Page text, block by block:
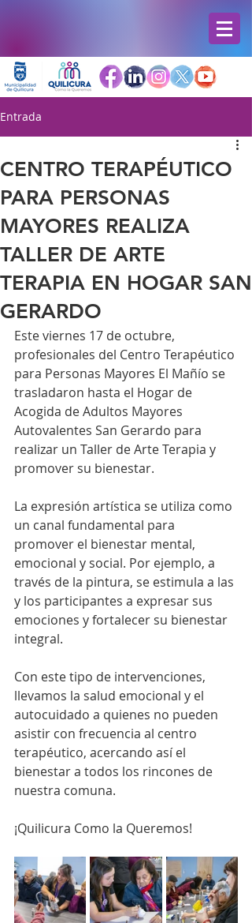
Entrada
CENTRO TERAPÉUTICO
PARA PERSONAS
MAYORES REALIZA
TALLER DE ARTE
TERAPIA EN HOGAR SAN
GERARDO
Este viernes 17 de octubre,
profesionales del Centro Terapéutico
para Personas Mayores El Mañío se
trasladaron hasta el Hogar de
Acogida de Adultos Mayores
Autovalentes San Gerardo para
realizar un Taller de Arte Terapia y
promover su bienestar.
La expresión artística se utiliza como
un canal fundamental para
promover el bienestar mental,
emocional y social. Por ejemplo, a
través de la pintura, se estimula a las
y los participantes a expresar sus
emociones y fortalecer su bienestar
integral.
Con este tipo de intervenciones,
llevamos la salud emocional y el
autocuidado a quienes no pueden
asistir con frecuencia al centro
terapéutico, acercando así el
bienestar a todos los rincones de
nuestra comuna.
¡Quilicura Como la Queremos!